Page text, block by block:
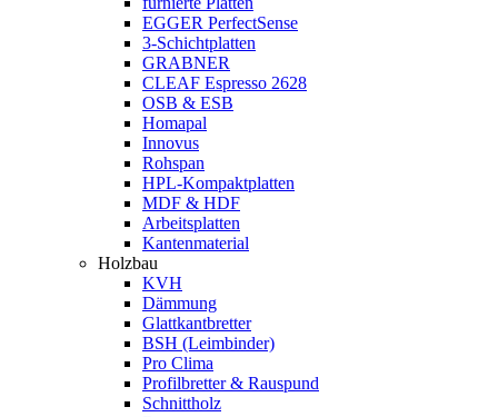
EGGER PerfectSense
3-Schichtplatten
GRABNER
CLEAF Espresso 2628
OSB & ESB
Homapal
Innovus
Rohspan
HPL-Kompaktplatten
MDF & HDF
Arbeitsplatten
Kantenmaterial
Holzbau
KVH
Dämmung
Glattkantbretter
BSH (Leimbinder)
Pro Clima
Profilbretter & Rauspund
Schnittholz